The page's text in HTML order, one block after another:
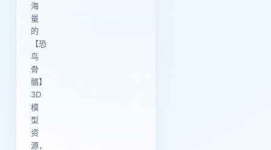
海
量
的
【恐
鸟
骨
骼】
3D
模
型
资
源，